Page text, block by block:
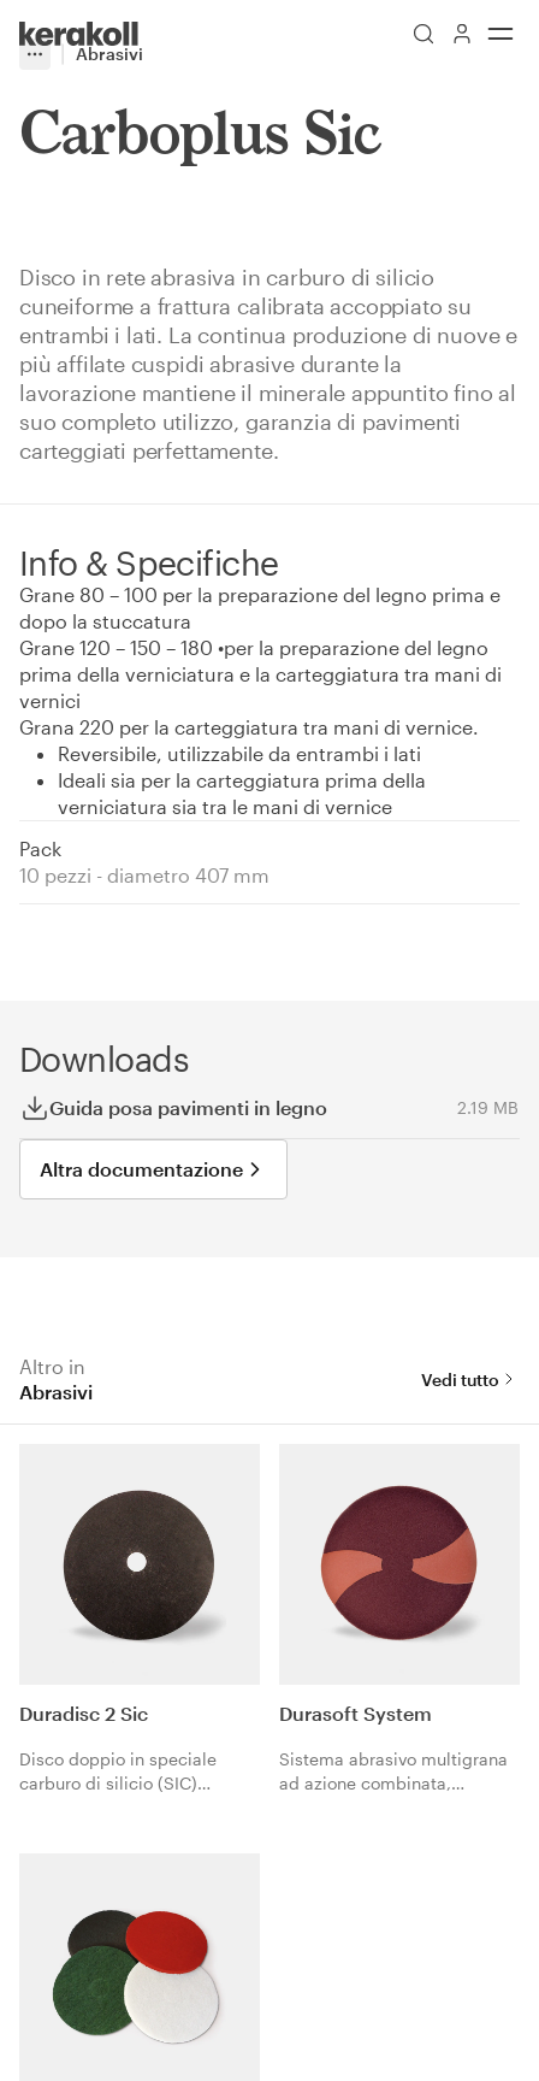
Go to Homepage
More
Toggle menu
Abrasivi
Carboplus Sic
Disco in rete abrasiva in carburo di silicio
cuneiforme a frattura calibrata accoppiato su
entrambi i lati. La continua produzione di nuove e
più affilate cuspidi abrasive durante la
lavorazione mantiene il minerale appuntito fino al
suo completo utilizzo, garanzia di pavimenti
carteggiati perfettamente.
Info & Specifiche
Grane 80 – 100 per la preparazione del legno prima e
dopo la stuccatura
Grane 120 – 150 – 180 •per la preparazione del legno
prima della verniciatura e la carteggiatura tra mani di
vernici
Grana 220 per la carteggiatura tra mani di vernice.
Reversibile, utilizzabile da entrambi i lati
Ideali sia per la carteggiatura prima della
verniciatura sia tra le mani di vernice
Pack
10 pezzi - diametro 407 mm
Downloads
Guida posa pavimenti in legno 2.19 MB
Altra documentazione
Altro in
Abrasivi
Vedi tutto
Duradisc 2 Sic
Disco doppio in speciale
carburo di silicio (SIC)
tutti i tipi di legno prima della
carteggiatura finale.
Durasoft System
Sistema abrasivo multigrana
ad azione combinata,